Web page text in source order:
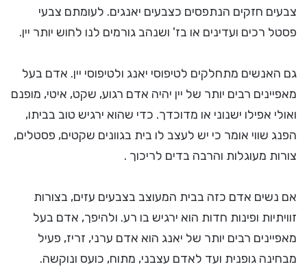
צבעים חזקים הנתפסים כצבעים יאנגים. לעומתם צבעי
פסטל רכים ועדינים או בז' ושנהב גורמים לנו לחוש יותר יין.
גם האנשים מתחלקים לטיפוסי יאנג ולטיפוסי יין. אדם בעל
מאפיינים רבים יותר של יין יהיה אדם רגוע, שקט, איטי, מופנם
ואולי אפילו ישנוני או מדוכדך. כדי שהוא ירגיש טוב בביתו,
הפנג שווי אומר כי יש לעצב לו בית בגוונים שקטים, פסטלים,
צורות מעוגלות והרבה בדים לריכוך .
אם נשים אדם כזה בבית המעוצב בצבעים עזים, בצורות
זוויתיות ופינות חדות הוא ירגיש בו רע. ולהיפך, אדם בעל
מאפיינים רבים יותר של יאנג הוא אדם ערני, זריז, פעיל
מבחינה גופנית ועד לאדם עצבני, מתוח, כועס ונוקשה.